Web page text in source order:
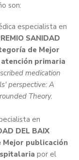
son:
especialista en
SANIDAD
de Mejor
primaria
medication
perspective: A
Theory.
en
DEL BAIX
Mejor publicación
por el